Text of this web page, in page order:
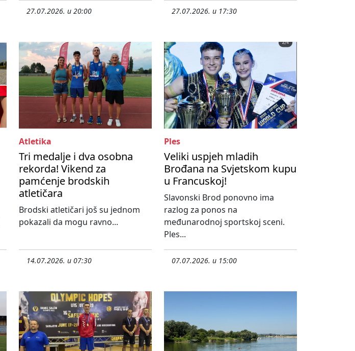
27.07.2026. u 20:00 27.07.2026. u 17:30
Atletika
Tri medalje i dva osobna
rekorda! Vikend za
pamćenje brodskih
atletičara
Brodski atletičari još su jednom
pokazali da mogu ravno...
14.07.2026. u 07:30
Ples
Veliki uspjeh mladih
Brođana na Svjetskom kupu
u Francuskoj!
Slavonski Brod ponovno ima
razlog za ponos na
međunarodnoj sportskoj sceni.
Ples...
07.07.2026. u 15:00